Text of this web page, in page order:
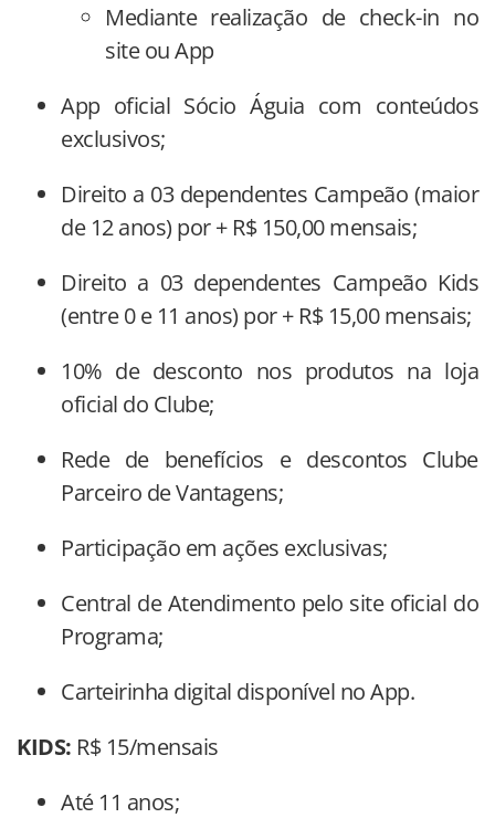
Mediante realização de check-in no
site ou App
App oficial Sócio Águia com conteúdos
exclusivos;
Direito a 03 dependentes Campeão (maior
de 12 anos) por + R$ 150,00 mensais;
Direito a 03 dependentes Campeão Kids
(entre 0 e 11 anos) por + R$ 15,00 mensais;
10% de desconto nos produtos na loja
oficial do Clube;
Rede de benefícios e descontos Clube
Parceiro de Vantagens;
Participação em ações exclusivas;
Central de Atendimento pelo site oficial do
Programa;
Carteirinha digital disponível no App.
KIDS: R$ 15/mensais
Até 11 anos;